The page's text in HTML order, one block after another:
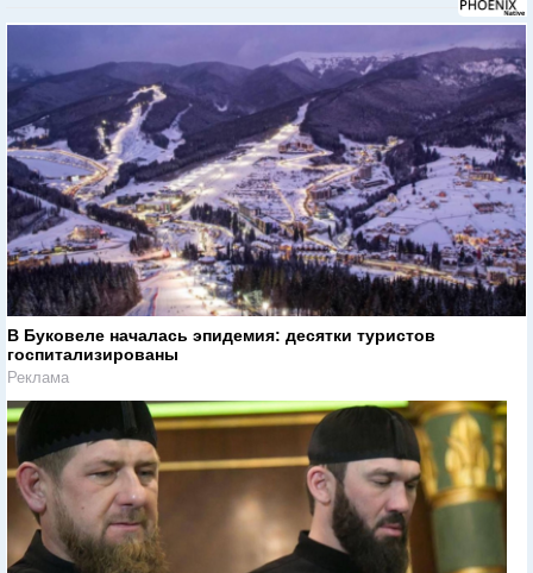
В Буковеле началась эпидемия: десятки туристов
госпитализированы
Реклама